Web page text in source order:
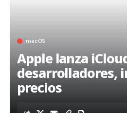
macOS
Apple lanza
desarrolladores,
precios